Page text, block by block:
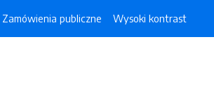
Zamówienia publiczne Wysoki kontrast